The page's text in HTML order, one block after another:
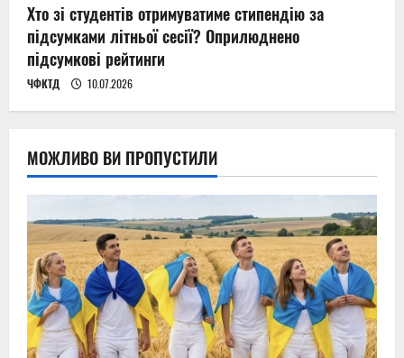
Хто зі студентів отримуватиме стипендію за
підсумками літньої сесії? Оприлюднено
підсумкові рейтинги
ЧФКТД 10.07.2026
МОЖЛИВО ВИ ПРОПУСТИЛИ